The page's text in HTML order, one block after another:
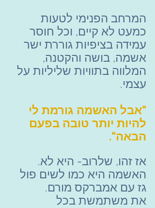
המרחב הפנימי לטעות
כמעט לא קיים, וכל חוסר
עמידה בציפיות גוררת ישר
אשמה, בושה והקטנה,
המלווה בתוויות שליליות על
עצמי.
"אבל האשמה גורמת לי
להיות יותר טובה בפעם
הבאה".
אז זהו, שלרוב- היא לא.
האשמה היא כמו לשים פול
גז עם אמברקס מורם.
את משתמשת בכל